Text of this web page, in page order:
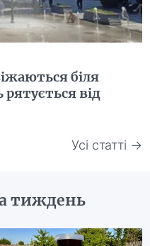
біля
від
Усі статті →
тиждень